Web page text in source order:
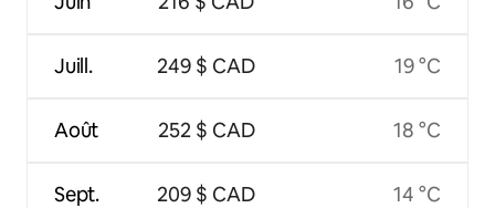
Juill.
Août
Sept.
249 $ CAD
252 $ CAD
209 $ CAD
19 °C
18 °C
14 °C